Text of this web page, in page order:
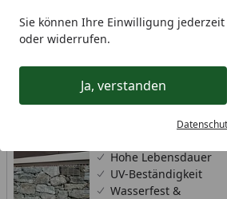
Sie können Ihre Einwilligung
oder widerrufen.
Ja, verstanden
NOOR Sichtschutz
Wählen Sie Ihre
Hohe Lebensdauer
UV-Beständigkeit
Wasserfest &